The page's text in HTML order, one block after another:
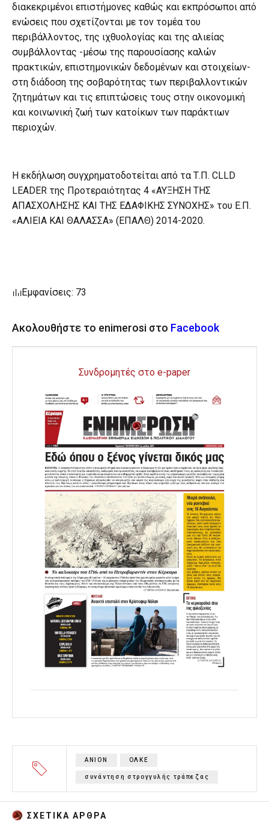
διακεκριμένοι επιστήμονες καθώς και εκπρόσωποι από
ενώσεις που σχετίζονται με τον τομέα του
περιβάλλοντος, της ιχθυολογίας και της αλιείας
συμβάλλοντας -μέσω της παρουσίασης καλών
πρακτικών, επιστημονικών δεδομένων και στοιχείων-
στη διάδοση της σοβαρότητας των περιβαλλοντικών
ζητημάτων και τις επιπτώσεις τους στην οικονομική
και κοινωνική ζωή των κατοίκων των παράκτιων
περιοχών.
Η εκδήλωση συγχρηματοδοτείται από τα Τ.Π. CLLD
LEADER της Προτεραιότητας 4 «ΑΥΞΗΣΗ ΤΗΣ
ΑΠΑΣΧΟΛΗΣΗΣ ΚΑΙ ΤΗΣ ΕΔΑΦΙΚΗΣ ΣΥΝΟΧΗΣ» του Ε.Π.
«ΑΛΙΕΙΑ ΚΑΙ ΘΑΛΑΣΣΑ» (ΕΠΑΛΘ) 2014-2020.
Εμφανίσεις: 73
Ακολουθήστε το enimerosi στο Facebook
Συνδρομητές στο e-paper
ΑΝΙΟΝ ΟΛΚΕ
συνάντηση στρογγυλής τράπεζας
ΣΧΕΤΙΚA AΡΘΡΑ